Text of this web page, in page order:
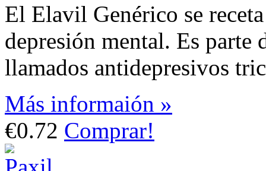
El Elavil Genérico se
depresión mental. Es parte
llamados antidepresivos
Más informaión »
€0.72 Comprar!